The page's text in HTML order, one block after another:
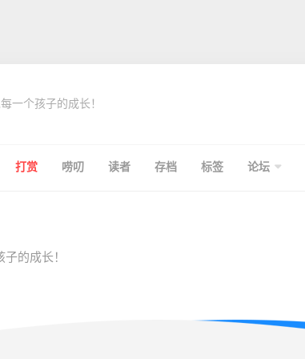
一个孩子的成长！
打赏 唠叨 读者 存档 标签 论坛
的成长！